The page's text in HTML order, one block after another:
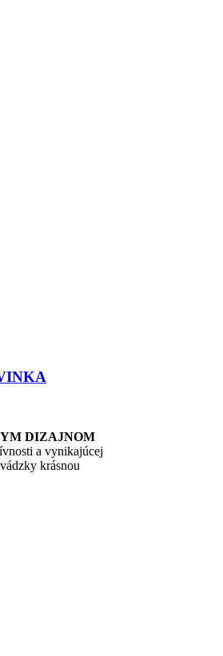
DIZAJNOM
a vynikajúcej
krásnou